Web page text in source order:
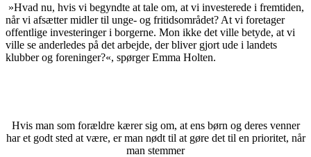
»Hvad nu, hvis vi begyndte at tale om, at vi investerede i fremtiden,
når vi afsætter midler til unge- og fritidsområdet? At vi foretager
offentlige investeringer i borgerne. Mon ikke det ville betyde, at vi
ville se anderledes på det arbejde, der bliver gjort ude i landets
klubber og foreninger?«, spørger Emma Holten.
Hvis man som forældre kærer sig om, at ens børn og deres venner
har et godt sted at være, er man nødt til at gøre det til en prioritet, når
man stemmer